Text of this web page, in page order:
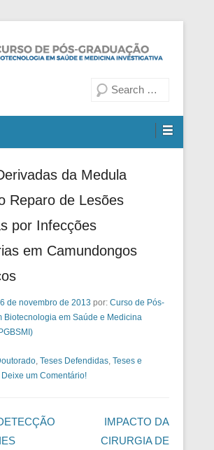
de Pós-Graduação em
Medicina Investigativa
da Medula
Reparo de Lesões
por Infecções
em Camundongos
de novembro de 2013 por: Curso de Pós-
Biotecnologia em Saúde e Medicina
, Teses Defendidas, Teses e
Deixe um Comentário!
Postagens
IMPACTO DA
CIRURGIA DE